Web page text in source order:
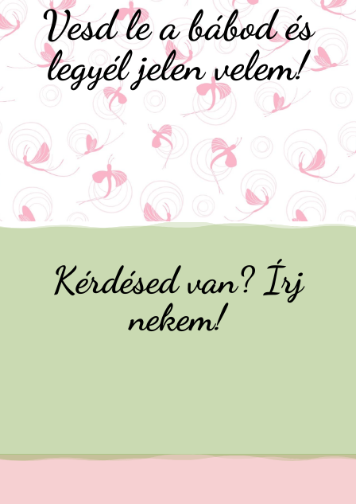
Vesd le a bábod és
legyél jelen velem!
Kérdésed van? Írj
nekem!